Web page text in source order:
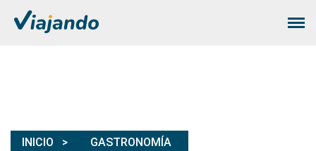
INICIO GASTRONOMÍA